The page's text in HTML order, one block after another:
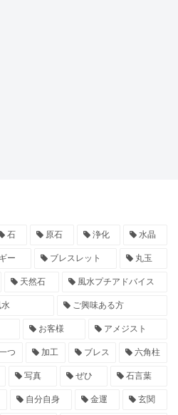
石 原石 浄化 水晶
ー ブレスレット 丸玉
天然石 風水プチアドバイス
ご興味ある方
お客様 アメジスト
つ 加工 ブレス 六角柱
写真 ぜひ 石言葉
自分自身 金運 玄関